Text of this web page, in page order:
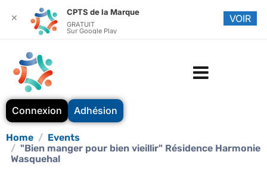
Connexion Adhésion
Home
Events
"Bien manger pour bien vieillir" Résidence Harmonie
Wasquehal
✕
CPTS de la Marque
GRATUIT
Sur Google Play
VOIR